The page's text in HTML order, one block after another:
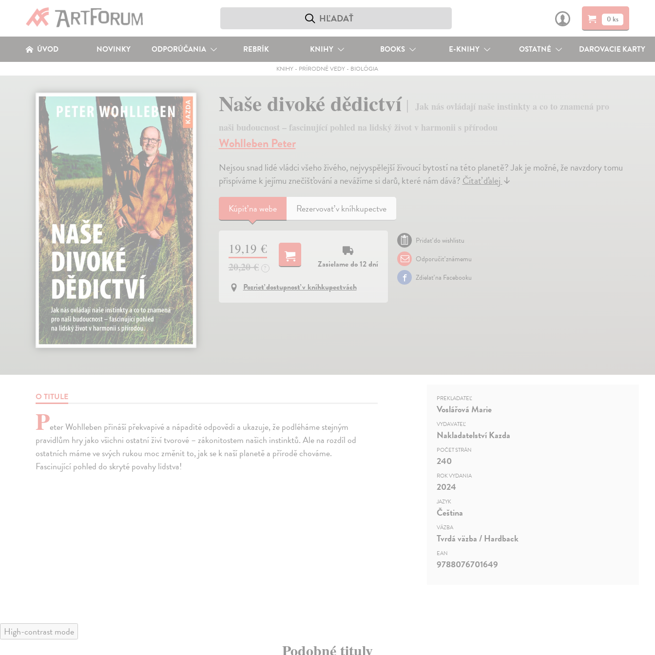
0 ks
ÚVOD NOVINKY ODPORÚČANIA REBRÍK KNIHY BOOKS E-KNIHY OSTATNÉ DAROVACIE KARTY
KNIHY - PRÍRODNÉ VEDY - BIOLÓGIA
Naše divoké dědictví
Jak nás ovládají naše instinkty a co to znamená pro
naši budoucnost – fascinující pohled na lidský život v harmonii s přírodou
Wohlleben Peter
Nejsou snad lidé vládci všeho živého, nejvyspělejší živoucí bytostí na této planetě? Jak je možné, že navzdory tomu
přispíváme k jejímu znečišťování a nevážíme si darů, které nám dává?Čítať ďalej↓
Kúpiťna webe Rezervovať v kníhkupectve
19,19 €
20,20 € ?
Zasielame do 12 dní
Pozrieť dostupnosť v kníhkupectvách
Pridať do wishlistu
Odporučiť známemu
Zdielať na Facebooku
O TITULE
Peter Wohlleben přináší překvapivé a nápadité odpovědi a ukazuje, že podléháme stejným
pravidlům hry jako všichni ostatní živí tvorové – zákonitostem našich instinktů. Ale na rozdíl od
ostatních máme ve svých rukou moc změnit to, jak se k naší planetě a přírodě chováme.
Fascinující pohled do skryté povahy lidstva!
PREKLADATEĽ
Voslářová Marie
VYDAVATEĽ
Nakladatelství Kazda
POČET STRÁN
240
ROK VYDANIA
2024
JAZYK
Čeština
VÄZBA
Tvrdá väzba / Hardback
EAN
9788076701649
High-contrast mode
Podobné tituly